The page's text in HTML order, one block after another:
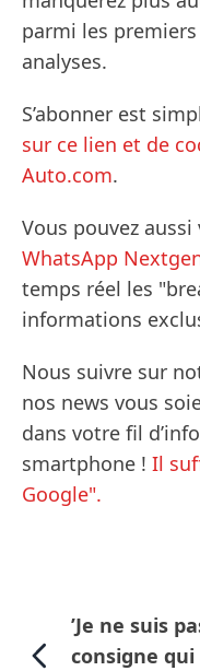
parmi les
analyses.
S’abonner est
sur ce lien et de
Auto.com.
Vous pouvez
WhatsApp
temps réel les
informations
Nous suivre sur
nos news vous
dans votre fil
smartphone ! Il
Google".
’Je ne suis
consigne qui